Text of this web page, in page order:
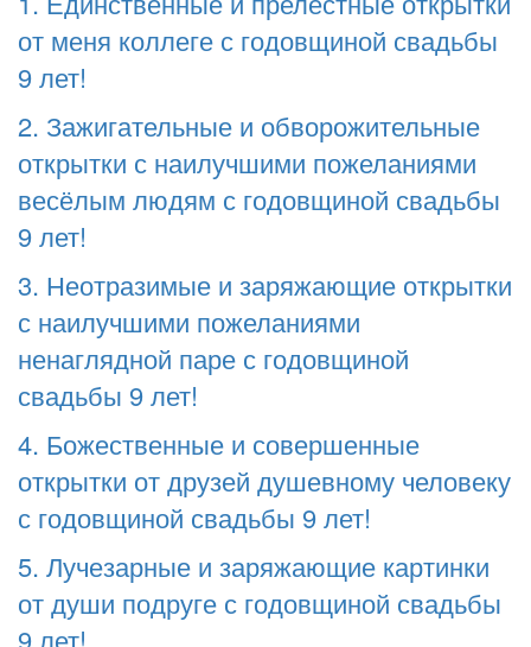
от меня коллеге с годовщиной свадьбы
9 лет!
2. Зажигательные и обворожительные
открытки с наилучшими пожеланиями
весёлым людям с годовщиной свадьбы
9 лет!
3. Неотразимые и заряжающие открытки
с наилучшими пожеланиями
ненаглядной паре с годовщиной
свадьбы 9 лет!
4. Божественные и совершенные
открытки от друзей душевному человеку
с годовщиной свадьбы 9 лет!
5. Лучезарные и заряжающие картинки
от души подруге с годовщиной свадьбы
9 лет!